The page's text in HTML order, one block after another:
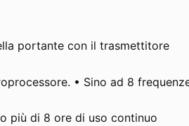
portante con il trasmettitore
• Sino ad 8
più di 8 ore di uso continuo